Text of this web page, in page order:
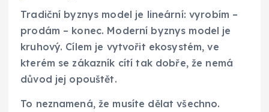
Tradiční byznys model je lineární: vyrobím –
prodám – konec. Moderní byznys model je
kruhový. Cílem je vytvořit ekosystém, ve
kterém se zákazník cítí tak dobře, že nemá
důvod jej opouštět.
To neznamená, že musíte dělat všechno.